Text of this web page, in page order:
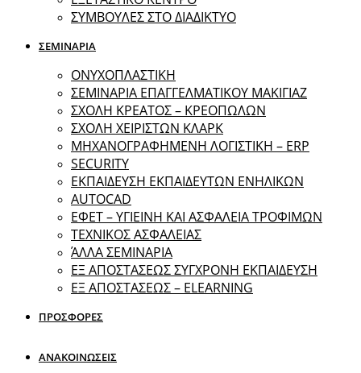
ΣΥΜΒΟΥΛΕΣ ΣΤΟ ΔΙΑΔΙΚΤΥΟ
ΣΕΜΙΝΑΡΙΑ
ΟΝΥΧΟΠΛΑΣΤΙΚΗ
ΣΕΜΙΝΑΡΙΑ ΕΠΑΓΓΕΛΜΑΤΙΚΟΥ ΜΑΚΙΓΙΑΖ
ΣΧΟΛΗ ΚΡΕΑΤΟΣ – ΚΡΕΟΠΩΛΩΝ
ΣΧΟΛΗ ΧΕΙΡΙΣΤΩΝ ΚΛΑΡΚ
ΜΗΧΑΝΟΓΡΑΦΗΜΕΝΗ ΛΟΓΙΣΤΙΚΗ – ERP
SECURITY
ΕΚΠΑΙΔΕΥΣΗ ΕΚΠΑΙΔΕΥΤΩΝ ΕΝΗΛΙΚΩΝ
ΑUTOCAD
ΕΦΕΤ – ΥΓΙΕΙΝΗ ΚΑΙ ΑΣΦΑΛΕΙΑ ΤΡΟΦΙΜΩΝ
ΤΕΧΝΙΚΟΣ ΑΣΦΑΛΕΙΑΣ
ΆΛΛΑ ΣΕΜΙΝΑΡΙΑ
EΞ ΑΠΟΣΤΑΣΕΩΣ ΣΥΓΧΡΟΝΗ ΕΚΠΑΙΔΕΥΣΗ
ΕΞ ΑΠΟΣΤΑΣΕΩΣ – ELEARNING
ΠΡΟΣΦΟΡΕΣ
ΑΝΑΚΟΙΝΩΣΕΙΣ